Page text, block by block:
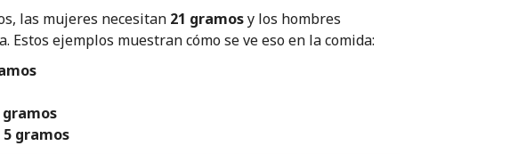
las mujeres necesitan 21 gramosy los hombres
Estos ejemplos muestran cómo se ve eso en la comida:
gramos
5 gramos